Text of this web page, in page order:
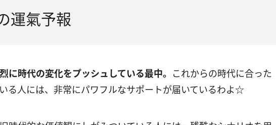
運氣予報
に時代の変化をプッシュしている最中。 これからの時代に合った
る人には、非常にパワフルなサポートが届いているわよ☆